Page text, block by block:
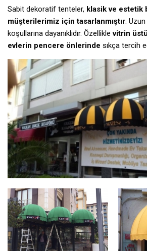
Sabit dekoratif tenteler, klasik ve estetik
müşterilerimiz için tasarlanmıştır.
koşullarına dayanıklıdır. Özelliklevitrin
evlerin pencere önlerinde sıkça tercih